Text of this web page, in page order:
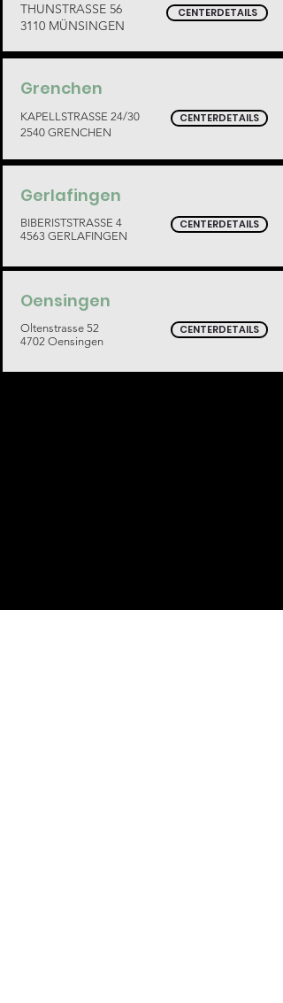
THUNSTRASSE 56
3110 MÜNSINGEN
CENTERDETAILS
Grenchen
KAPELLSTRASSE 24/30
2540 GRENCHEN
CENTERDETAILS
Gerlafingen
BIBERISTSTRASSE 4
4563 GERLAFINGEN
CENTERDETAILS
Oensingen
Oltenstrasse 52
4702 Oensingen
CENTERDETAILS